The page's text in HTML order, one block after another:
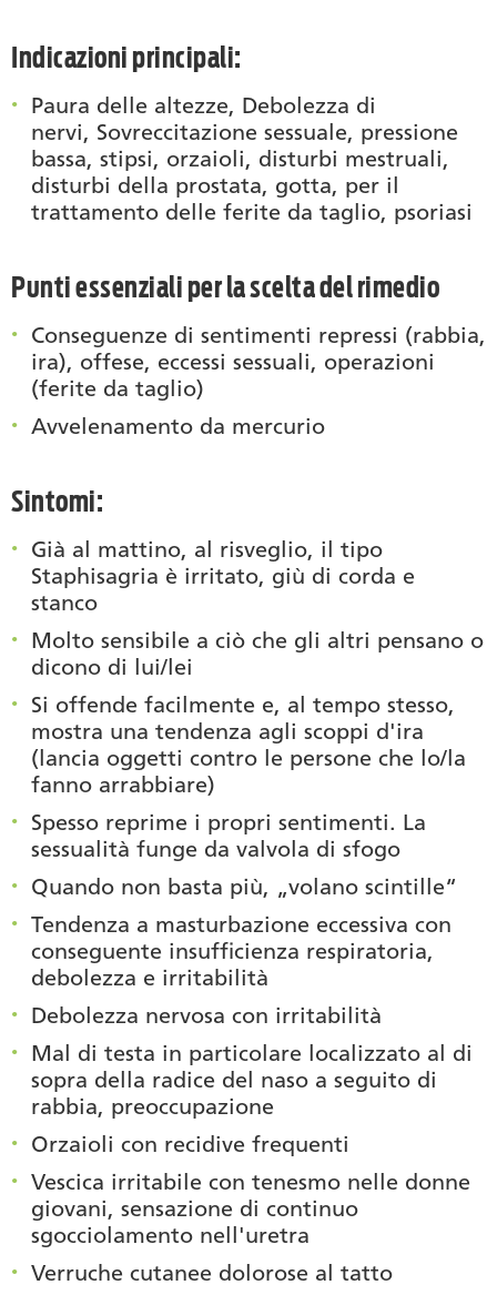
Indicazioni principali:
Paura delle altezze, Debolezza di
nervi, Sovreccitazione sessuale, pressione
bassa, stipsi, orzaioli, disturbi mestruali,
disturbi della prostata, gotta, per il
trattamento delle ferite da taglio, psoriasi
Punti essenziali per la scelta del rimedio
Conseguenze di sentimenti repressi (rabbia,
ira), offese, eccessi sessuali, operazioni
(ferite da taglio)
Avvelenamento da mercurio
Sintomi:
Già al mattino, al risveglio, il tipo
Staphisagria è irritato, giù di corda e
stanco
Molto sensibile a ciò che gli altri pensano o
dicono di lui/lei
Si offende facilmente e, al tempo stesso,
mostra una tendenza agli scoppi d'ira
(lancia oggetti contro le persone che lo/la
fanno arrabbiare)
Spesso reprime i propri sentimenti. La
sessualità funge da valvola di sfogo
Quando non basta più, „volano scintille“
Tendenza a masturbazione eccessiva con
conseguente insufficienza respiratoria,
debolezza e irritabilità
Debolezza nervosa con irritabilità
Mal di testa in particolare localizzato al di
sopra della radice del naso a seguito di
rabbia, preoccupazione
Orzaioli con recidive frequenti
Vescica irritabile con tenesmo nelle donne
giovani, sensazione di continuo
sgocciolamento nell'uretra
Verruche cutanee dolorose al tatto